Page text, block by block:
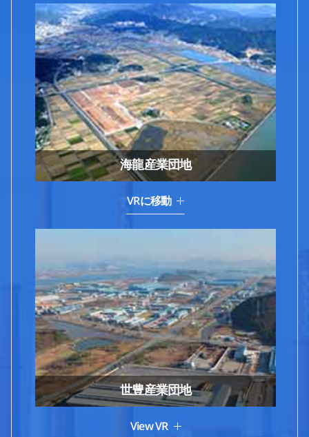
海龍産業団地
VRに移動
世豊産業団地
View VR